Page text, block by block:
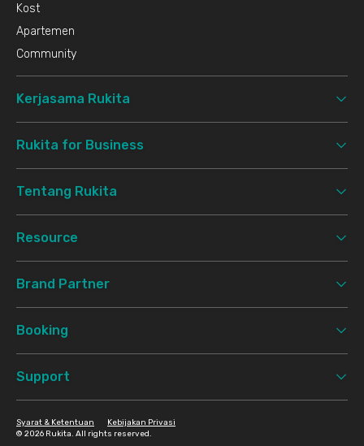
Kost
Apartemen
Community
Kerjasama Rukita
Rukita for Business
Tentang Rukita
Resource
Brand Partner
Booking
Support
© 2026 Rukita. All rights reserved.
Syarat & Ketentuan Kebijakan Privasi